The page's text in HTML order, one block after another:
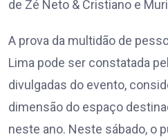
de Zé Neto & Cristiano e
A prova da multidão de
Lima pode ser constatada
divulgadas do evento,
dimensão do espaço
neste ano. Neste sábado, o